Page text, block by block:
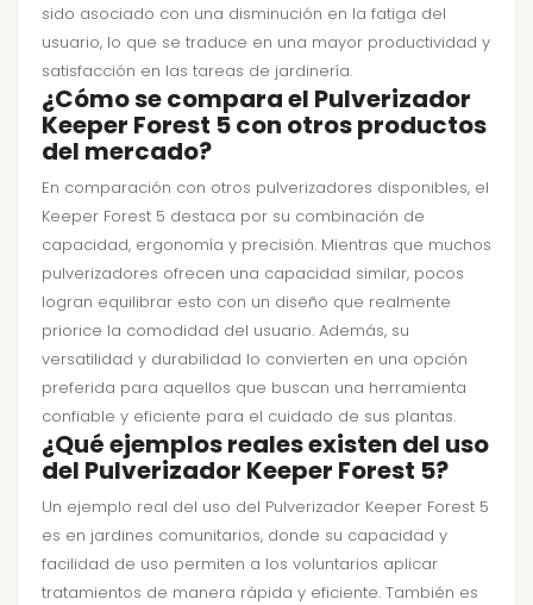
sido asociado con una disminución en la fatiga del
usuario, lo que se traduce en una mayor productividad y
satisfacción en las tareas de jardinería.
¿Cómo se compara el Pulverizador
Keeper Forest 5 con otros productos
del mercado?
En comparación con otros pulverizadores disponibles, el
Keeper Forest 5 destaca por su combinación de
capacidad, ergonomía y precisión. Mientras que muchos
pulverizadores ofrecen una capacidad similar, pocos
logran equilibrar esto con un diseño que realmente
priorice la comodidad del usuario. Además, su
versatilidad y durabilidad lo convierten en una opción
preferida para aquellos que buscan una herramienta
confiable y eficiente para el cuidado de sus plantas.
¿Qué ejemplos reales existen del uso
del Pulverizador Keeper Forest 5?
Un ejemplo real del uso del Pulverizador Keeper Forest 5
es en jardines comunitarios, donde su capacidad y
facilidad de uso permiten a los voluntarios aplicar
tratamientos de manera rápida y eficiente. También es